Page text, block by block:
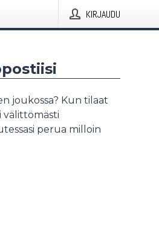
KIRJAUDU
joukossa? Kun tilaat
välittömästi
perua milloin